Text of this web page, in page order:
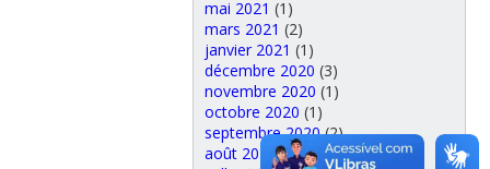
mai 2021 (1)
mars 2021 (2)
janvier 2021 (1)
décembre 2020 (3)
novembre 2020 (1)
octobre 2020 (1)
septembre 2020(2)
août 2020(2)